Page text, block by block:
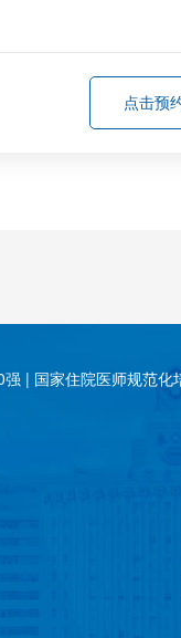
点击预
| 国家住院医师规范